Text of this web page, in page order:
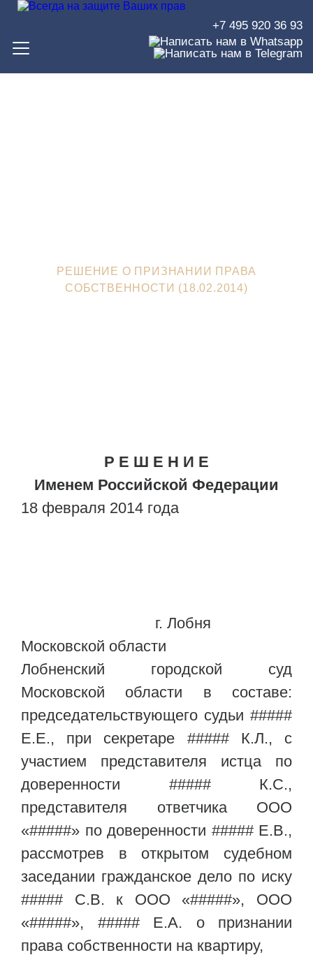
+7 495 920 36 93
РЕШЕНИЕ О ПРИЗНАНИИ ПРАВА
СОБСТВЕННОСТИ (18.02.2014)
Р Е Ш Е Н И Е
Именем Российской Федерации
18 февраля 2014 года
г. Лобня
Московской области
Лобненский городской суд
Московской области в составе:
председательствующего судьи #####
Е.Е., при секретаре ##### К.Л., с
участием представителя истца по
доверенности ##### К.С.,
представителя ответчика ООО
«#####» по доверенности ##### Е.В.,
рассмотрев в открытом судебном
заседании гражданское дело по иску
##### С.В. к ООО «#####», ООО
«#####», ##### Е.А. о признании
права собственности на квартиру,